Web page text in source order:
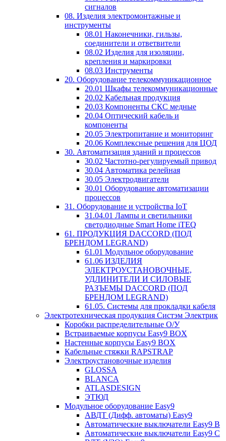
сигналов
08. Изделия электромонтажные и
инструменты
08.01 Наконечники, гильзы,
соединители и ответвители
08.02 Изделия для изоляции,
крепления и маркировки
08.03 Инструменты
20. Оборудование телекоммуникационное
20.01 Шкафы телекоммуникационные
20.02 Кабельная продукция
20.03 Компоненты СКС медные
20.04 Оптический кабель и
компоненты
20.05 Электропитание и мониторинг
20.06 Комплексные решения для ЦОД
30. Автоматизация зданий и процессов
30.02 Частотно-регулируемый привод
30.04 Автоматика релейная
30.05 Электродвигатели
30.01 Оборудование автоматизации
процессов
31. Оборудование и устройства IoT
31.04.01 Лампы и светильники
светодиодные Smart Home iTEQ
61. ПРОДУКЦИЯ DACCORD (ПОД
БРЕНДОМ LEGRAND)
61.01 Модульное оборудование
61.06 ИЗДЕЛИЯ
ЭЛЕКТРОУСТАНОВОЧНЫЕ,
УДЛИНИТЕЛИ И СИЛОВЫЕ
РАЗЪЕМЫ DACCORD (ПОД
БРЕНДОМ LEGRAND)
61.05. Системы для прокладки кабеля
Электротехническая продукция Систэм Электрик
Коробки распределительные О/У
Встраиваемые корпусы Easy9 BOX
Настенные корпусы Easy9 BOX
Кабельные стяжки RAPSTRAP
Электроустановочные изделия
GLOSSA
BLANCA
ATLASDESIGN
ЭТЮД
Модульное оборудование Easy9
АВДТ (Дифф. автоматы) Easy9
Автоматические выключатели Easy9 В
Автоматические выключатели Easy9 С